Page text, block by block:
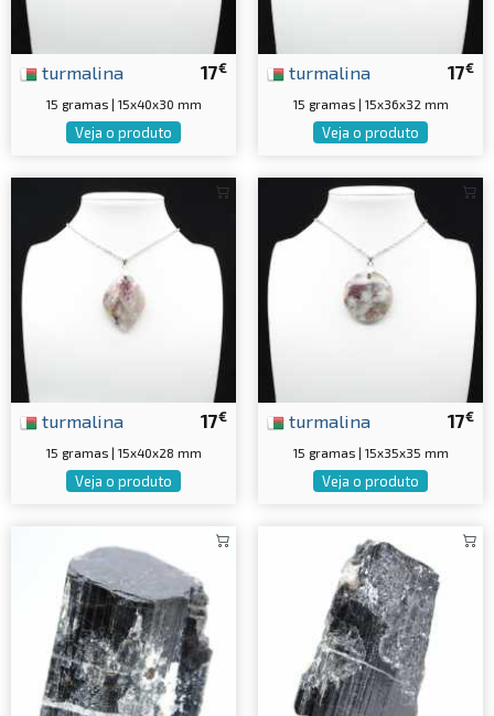
17€
turmalina
15 gramas | 15x40x30 mm
Veja o produto
17€
turmalina
15 gramas | 15x36x32 mm
Veja o produto
17€
turmalina
15 gramas | 15x40x28 mm
Veja o produto
17€
turmalina
15 gramas | 15x35x35 mm
Veja o produto